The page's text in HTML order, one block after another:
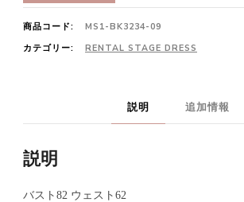
商品コード:
MS1-BK3234-09
カテゴリー:
RENTAL STAGE DRESS
説明 追加情報
説明
バスト82 ウェスト62